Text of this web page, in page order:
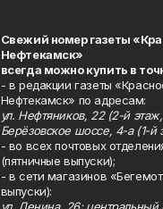
Свежий номер газеты
Нефтекамск»
всегда можно купить в
- в редакции газеты
Нефтекамск» по адресам:
ул. Нефтяников, 22 (2-й
Берёзовское шоссе, 4-а (1-й
- во всех почтовых
(пятничные выпуски);
- в сети магазинов
выпуски):